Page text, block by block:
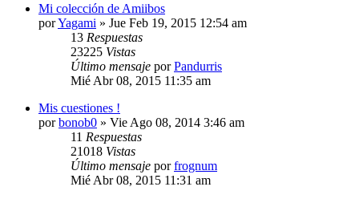
Mi colección de Amiibos
porYagami » Jue Feb 19, 2015 12:54 am
13 Respuestas
23225 Vistas
Último mensaje porPandurris
Mié Abr 08, 2015 11:35 am
Mis cuestiones !
porbonob0 » Vie Ago 08, 2014 3:46 am
11 Respuestas
21018 Vistas
Último mensaje porfrognum
Mié Abr 08, 2015 11:31 am